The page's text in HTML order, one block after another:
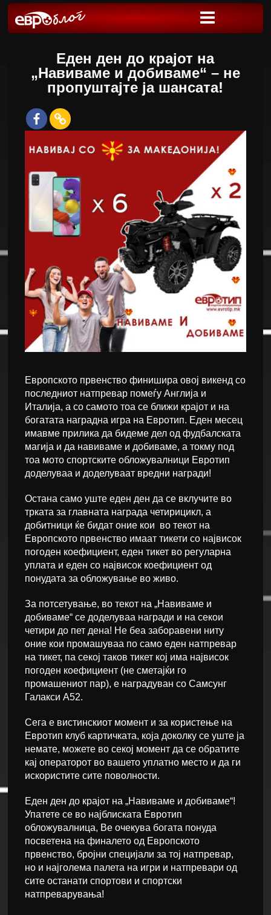
Еден ден до крајот на
„Навиваме и добиваме“ – не
пропуштајте ја шансата!
Европското првенство финишира овој викенд со
последниот натпревар помеѓу Англија и
Италија, а со самото тоа се ближи крајот и на
богатата наградна игра на Евротип. Еден месец
имавме прилика да бидеме дел од фудбалската
магија и да навиваме и добиваме, а токму под
тоа мото спортските обложувалници Евротип
доделуваа и доделуваат вредни награди!
Остана само уште еден ден да се вклучите во
трката за главната награда четирицикл, а
добитници ќе бидат оние кои во текот на
Европското првенство имаат тикети со највисок
погоден коефициент, еден тикет во регуларна
уплата и еден со највисок коефициент од
понудата за обложување во живо.
За потсетување, во текот на „Навиваме и
добиваме“ се доделуваа награди и на секои
четири до пет дена! Не беа заборавени ниту
оние кои промашуваа по само еден натпревар
на тикет, па секој таков тикет кој има највисок
погоден коефициент (не сметајќи го
промашениот пар), е наградуван со Самсунг
Галакси А52.
Сега е вистинскиот момент и за користење на
Евротип клуб картичката, која доколку се уште ја
немате, можете во секој момент да се обратите
кај операторот во вашето уплатно место и да ги
искористите сите поволности.
Еден ден до крајот на „Навиваме и добиваме“!
Упатете се во најблиската Евротип
обложувалница, Ве очекува богата понуда
посветена на финалето од Европското
првенство, бројни специјали за тој натпревар,
но и најголема палета на игри и натпревари од
сите останати спортови и спортски
натпреварувања!